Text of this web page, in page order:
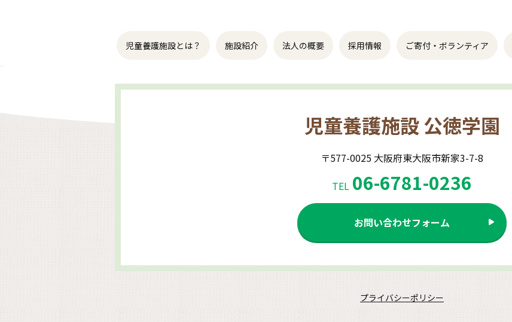
児童養護施設とは？ 施設紹介 法人の概要 採用情報 ご寄付・ボランティア
児童養護施設公徳学園
〒577-0025 大阪府東大阪市新家3-7-8
TEL 06-6781-0236
お問い合わせフォーム
プライバシーポリシー